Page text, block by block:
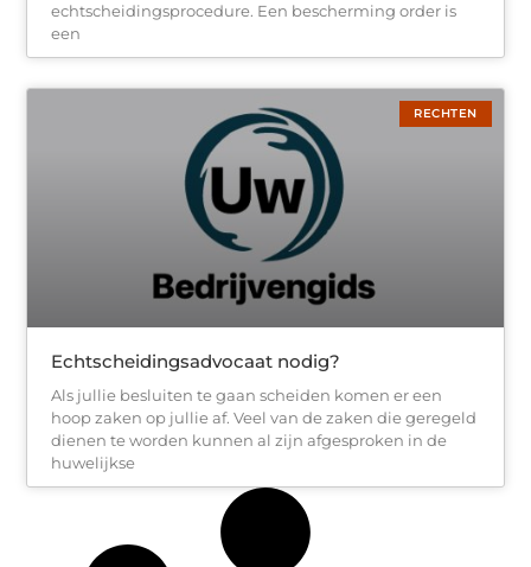
echtscheidingsprocedure. Een bescherming order is
een
RECHTEN
Echtscheidingsadvocaat nodig?
Als jullie besluiten te gaan scheiden komen er een
hoop zaken op jullie af. Veel van de zaken die geregeld
dienen te worden kunnen al zijn afgesproken in de
huwelijkse